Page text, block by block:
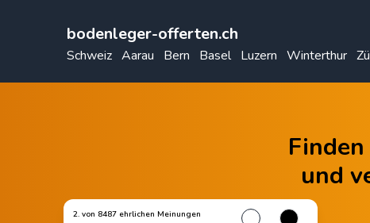
bodenleger-offerten.ch
Schweiz Aarau Bern Basel Luzern Winterthur
und
2. von 8487 ehrlichen Meinungen